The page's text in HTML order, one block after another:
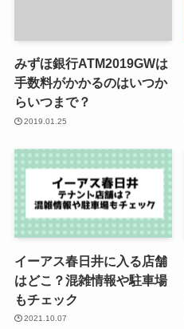
みずほ銀行ATM2019GWは
手数料がかかるのはいつか
らいつまで？
2019.01.25
イーアス春日井に入る店舗
はどこ？混雑情報や駐車場
もチェック
2021.10.07